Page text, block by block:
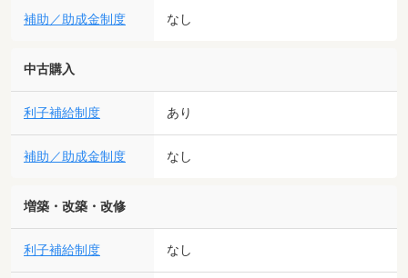
補助／助成金制度 なし
中古購入
利子補給制度 あり
補助／助成金制度 なし
増築・改築・改修
利子補給制度 なし